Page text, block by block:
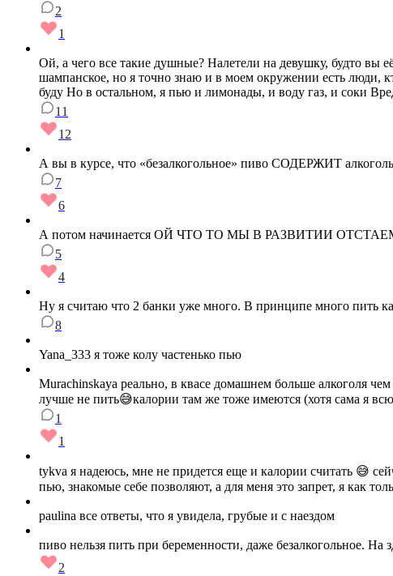
2
1
Ой, а чего все такие душные? Налетели на девушку, будто вы
шампанское, но я точно знаю и в моем окружении есть люди,
буду Но в остальном, я пью и лимонады, и воду газ, и соки
11
12
А вы в курсе, что «безалкогольное» пиво СОДЕРЖИТ
7
6
А потом начинается ОЙ ЧТО ТО МЫ В РАЗВИТИИ
5
4
Ну я считаю что 2 банки уже много. В принципе много пить
8
Yana_333 я тоже колу частенько пью
Murachinskaya реально, в квасе домашнем больше алкоголя
лучше не пить😅калории там же тоже имеются (хотя сама я
1
1
tykva я надеюсь, мне не придется еще и калории считать 😅
пью, знакомые себе позволяют, а для меня это запрет, я как
paulina все ответы, что я увидела, грубые и с наездом
пиво нельзя пить при беременности, даже безалкогольное.
2